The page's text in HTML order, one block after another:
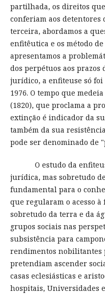
partilhada, os direitos
conferiam aos
terceira, abordamos a
enfitêutica e os método
apresentamos a
dos perpétuos aos prazos
jurídico, a enfiteuse só
1976. O tempo que
(1820), que proclama a
extinção é indicador da
também da sua
pode ser denominado de
O estudo da
jurídica, mas sobretudo
fundamental para o
que regularam o acesso
sobretudo da terra e da
grupos sociais nas
subsistência para
rendimentos nobilitantes
pretendiam ascender
casas eclesiásticas e
hospitais, Universidades